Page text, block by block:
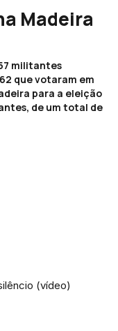
Madeira
militantes
que votaram em
para a eleição
de um total de
(vídeo)